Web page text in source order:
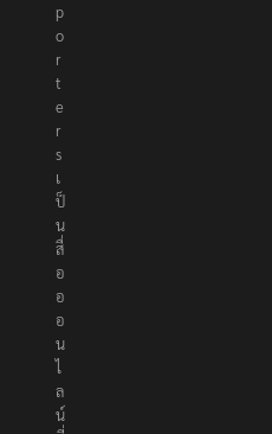
p
o
r
t
e
r
s
เ
ป็
น
สื่
อ
อ
อ
น
ไ
ล
น์